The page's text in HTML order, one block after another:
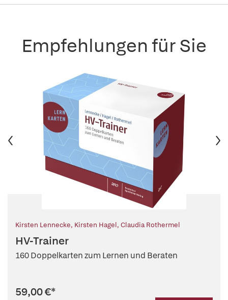
Empfehlungen für Sie
Kirsten Lennecke, Kirsten Hagel, Claudia Rothermel
HV-Trainer
160 Doppelkarten zum Lernen und Beraten
59,00 €*